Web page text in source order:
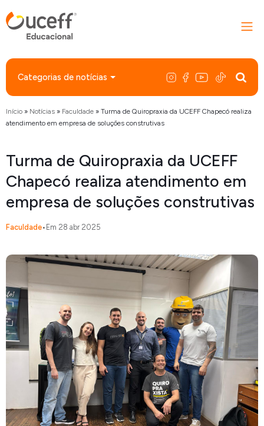
Categorias de notícias
Início» Notícias» Faculdade» Turma de Quiropraxia da UCEFF Chapecó realiza
atendimento em empresa de soluções construtivas
Turma de Quiropraxia da UCEFF
Chapecó realiza atendimento em
empresa de soluções construtivas
Faculdade• Em 28 abr 2025